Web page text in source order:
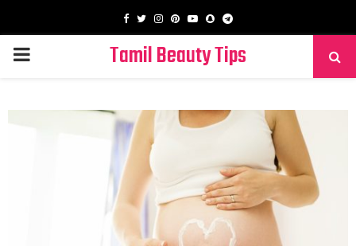
Facebook
TwitterInstagram
PinterestYoutube
SnapchatTelegram
PRIMARY
Tamil Beauty Tips